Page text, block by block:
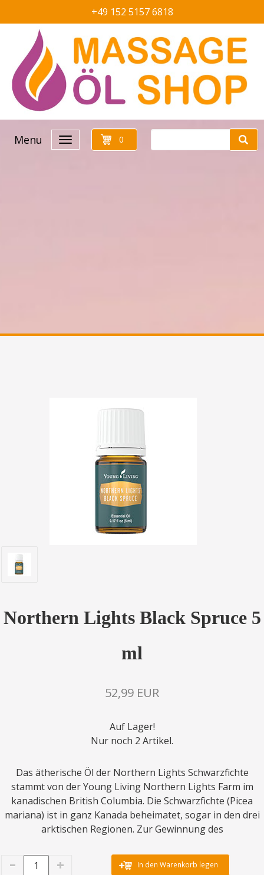
+49 152 5157 6818
Menu 0
Northern Lights Black Spruce 5
ml
52,99 EUR
Auf Lager!
Nur noch 2 Artikel.
Das ätherische Öl der Northern Lights Schwarzfichte
stammt von der Young Living Northern Lights Farm im
kanadischen British Columbia. Die Schwarzfichte (Picea
mariana) ist in ganz Kanada beheimatet, sogar in den drei
arktischen Regionen. Zur Gewinnung des
In den Warenkorb legen